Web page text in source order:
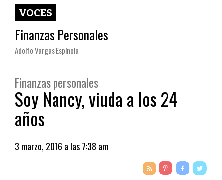
VOCES
Finanzas Personales
Adolfo Vargas Espínola
Finanzas personales
Soy Nancy, viuda a los 24
años
3 marzo, 2016 a las 7:38 am